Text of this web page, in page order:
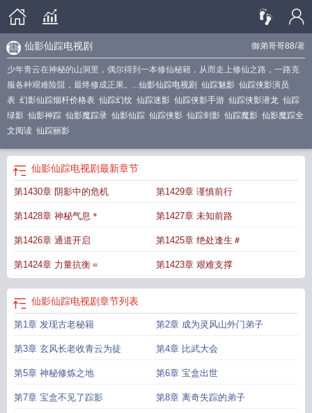
御弟哥哥88/著
仙影仙踪电视剧
少年青云在神秘的山洞里，偶尔得到一本修仙秘籍，从而走上修仙之路，一路克
服各种艰难险阻，最终修成正果。...仙影仙踪电视剧 仙踪魅影 仙踪侠影演员
表 幻影仙踪烟杆价格表 仙踪幻纹 仙踪迷影 仙踪侠影手游 仙踪侠影潜龙 仙踪
绿影 仙影神踪 仙影魔踪录 仙影仙踪 仙踪侠影 仙踪剑影 仙踪魔影 仙影魔踪全
文阅读 仙踪丽影
仙影仙踪电视剧最新章节
第1430章 阴影中的危机 第1429章 谨慎前行
第1428章 神秘气息＊ 第1427章 未知前路
第1426章 通道开启 第1425章 绝处逢生＃
第1424章 力量抗衡＝ 第1423章 艰难支撑
仙影仙踪电视剧章节列表
第1章 发现古老秘籍 第2章 成为灵风山外门弟子
第3章 玄风长老收青云为徒 第4章 比武大会
第5章 神秘修炼之地 第6章 宝盒出世
第7章 宝盒不见了踪影 第8章 离奇失踪的弟子